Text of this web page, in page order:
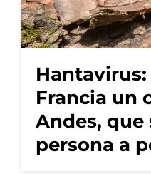
Francia un
Andes,
persona a